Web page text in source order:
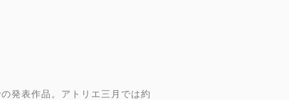
発表作品。アトリエ三月では約